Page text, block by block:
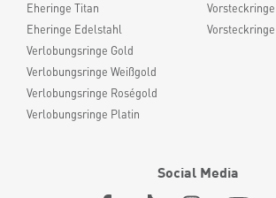
Eheringe Titan
Eheringe Edelstahl
Verlobungsringe Gold
Verlobungsringe Weißgold
Verlobungsringe Roségold
Verlobungsringe Platin
Social Media